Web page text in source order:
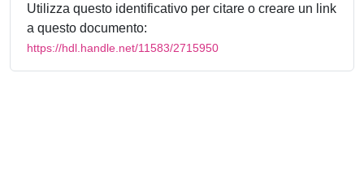
Utilizza questo identificativo per citare o creare un link
a questo documento:
https://hdl.handle.net/11583/2715950